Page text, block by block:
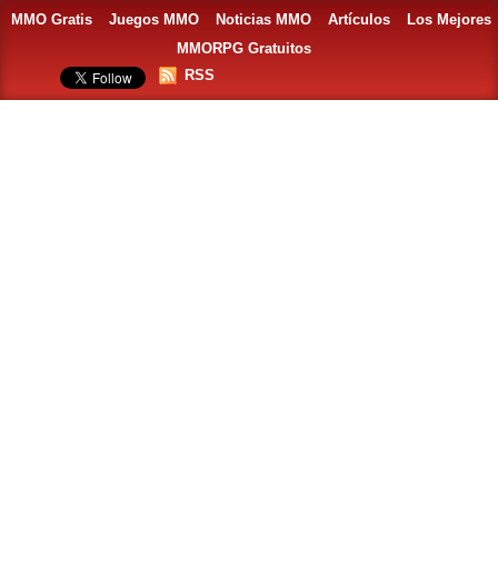
MMO Gratis Juegos MMO Noticias MMO Artículos
Los Mejores
MMORPG Gratuitos
RSS